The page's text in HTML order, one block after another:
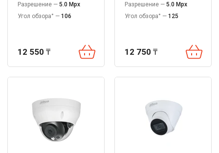
Разрешение — 5.0 Mpx
Угол обзора° — 106
12 550 ₸
Разрешение — 5.0 Mpx
Угол обзора° — 125
12 750 ₸